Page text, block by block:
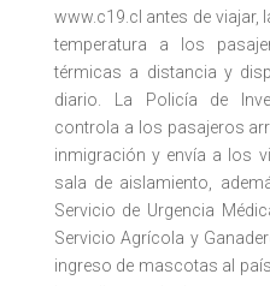
www.c19.cl antes de viajar,
temperatura a los
térmicas a distancia y
diario. La Policía de
controla a los pasajeros
inmigración y envía a los
sala de aislamiento,
Servicio de Urgencia
Servicio Agrícola y
ingreso de mascotas al